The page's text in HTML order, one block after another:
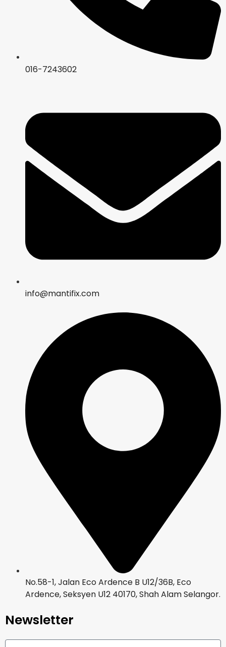
016-7243602
info@mantifix.com
No.58-1, Jalan Eco Ardence B U12/36B, Eco
Ardence, Seksyen U12 40170, Shah Alam Selangor.
Newsletter